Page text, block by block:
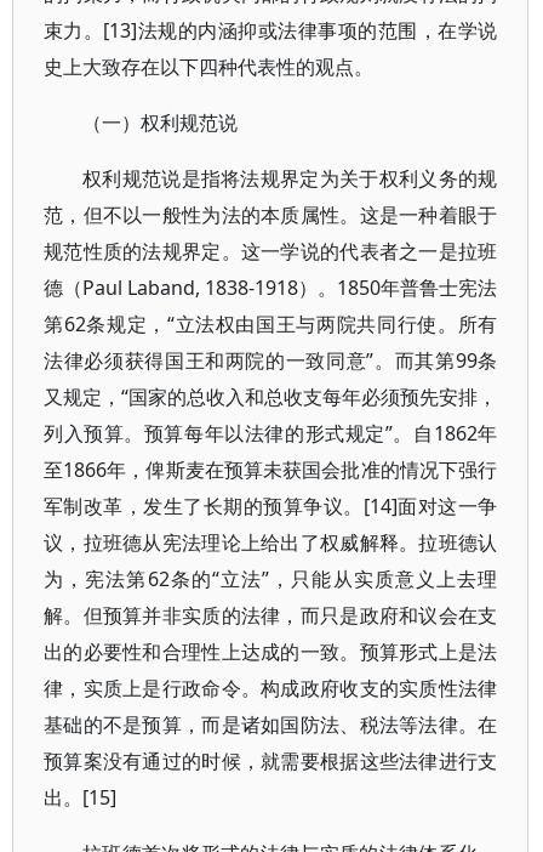
束力。[13]法规的内涵抑或法律事项的范围，在学说
史上大致存在以下四种代表性的观点。
（一）权利规范说
权利规范说是指将法规界定为关于权利义务的规
范，但不以一般性为法的本质属性。这是一种着眼于
规范性质的法规界定。这一学说的代表者之一是拉班
德（Paul Laband, 1838-1918）。1850年普鲁士宪法
第62条规定，“立法权由国王与两院共同行使。所有
法律必须获得国王和两院的一致同意”。而其第99条
又规定，“国家的总收入和总收支每年必须预先安排，
列入预算。预算每年以法律的形式规定”。自1862年
至1866年，俾斯麦在预算未获国会批准的情况下强行
军制改革，发生了长期的预算争议。[14]面对这一争
议，拉班德从宪法理论上给出了权威解释。拉班德认
为，宪法第62条的“立法”，只能从实质意义上去理
解。但预算并非实质的法律，而只是政府和议会在支
出的必要性和合理性上达成的一致。预算形式上是法
律，实质上是行政命令。构成政府收支的实质性法律
基础的不是预算，而是诸如国防法、税法等法律。在
预算案没有通过的时候，就需要根据这些法律进行支
出。[15]